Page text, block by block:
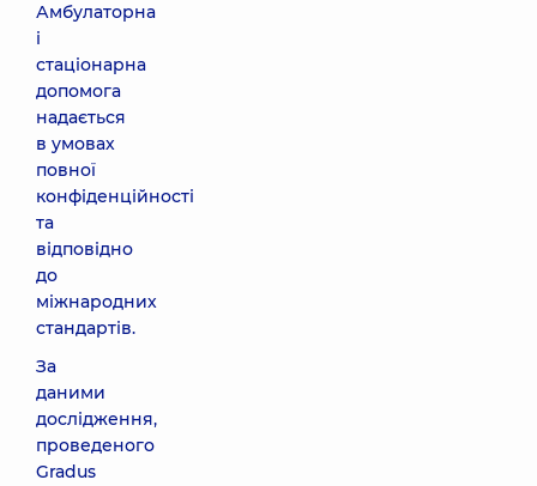
Амбулаторна
і
стаціонарна
допомога
надається
в умовах
повної
конфіденційності
та
відповідно
до
міжнародних
стандартів.
За
даними
дослідження,
проведеного
Gradus